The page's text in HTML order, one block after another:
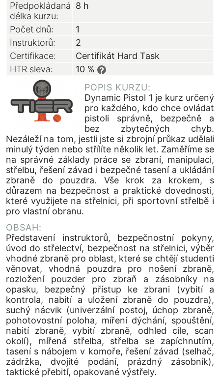
Předpokládaná
délka kurzu:
8 h
Počet dnů:
1
Instruktorů:
2
Certifikace:
Certifikát Hard Task
HTR sleva:
10 % ?
POPIS KURZU:
Dynamic Pistol 1 je kurz určený
pro každého, kdo chce ovládat
pistoli správně, bezpečně a
bez zbytečných chyb.
Nezáleží na tom, jestli jste si zbrojní průkaz udělali
minulý týden nebo střílíte několik let. Zaměříme se
na správné základy práce se zbraní, manipulaci,
střelbu, řešení závad i bezpečné tasení a ukládání
zbraně do pouzdra. Vše krok za krokem, s
důrazem na bezpečnost a praktické dovednosti,
které využijete na střelnici, při sportovní střelbě i
pro vlastní obranu.
OBSAH:
Představení instruktorů, bezpečnostní pokyny,
úvod do střelectví, bezpečnost na střelnici, výběr
vhodné zbraně pro oblast, které se chtějí studenti
věnovat, vhodná pouzdra pro nošení zbraně,
rozložení pouzder pro zbraň a zásobníky na
opasku, bezpečný přístup ke zbrani (vybití a
kontrola, nabití a uložení zbraně do pouzdra),
suchý nácvik (univerzální postoj, úchop zbraně,
pohotovostní poloha, míření dýchání, spouštění,
nabití zbraně, vybití zbraně, odhled cíle, scan
okolí), mířená střelba, střelba se zapíchnutím,
tasení s nábojem v komoře, řešení závad (selhač,
zádržka, dvojité podání, prázdný zásobník),
taktické přebití, opakované výstřely.